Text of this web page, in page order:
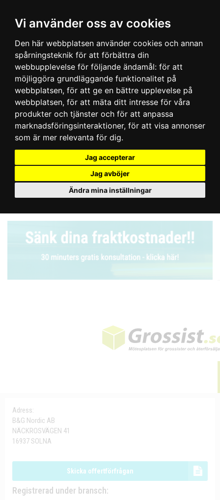
Vi använder oss av cookies
Den här webbplatsen använder cookies och annan
spårningsteknik för att förbättra din
webbupplevelse för följande ändamål: för att
möjliggöra grundläggande funktionalitet på
webbplatsen, för att ge en bättre upplevelse på
webbplatsen, för att mäta ditt intresse för våra
produkter och tjänster och för att anpassa
marknadsföringsinteraktioner, för att visa annonser
som är mer relevanta för dig.
Jag accepterar
Jag avböjer
Ändra mina inställningar
Adress:
B&G Nordic AB
NÄCKROSVÄGEN 41
16937 SOLNA
Skicka offertförfrågan
Registrerad under bransch: